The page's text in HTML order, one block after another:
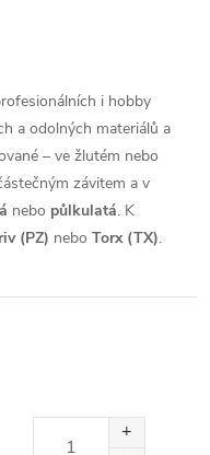
i hobby
a odolných materiálů a
– ve žlutém nebo
závitem a v
nebo půlkulatá. K
(PZ) nebo Torx (TX).